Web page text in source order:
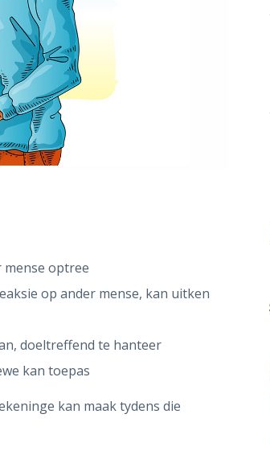
optree
op ander mense, kan uitken
doeltreffend te hanteer
kan toepas
kan maak tydens die